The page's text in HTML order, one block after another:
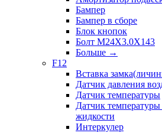
Бампер
Бампер в сборе
Блок кнопок
Болт M24X3.0X143
Больше →
F12
Вставка
Датчик давления
Датчик температуры
Датчик
жидкости
Интеркулер